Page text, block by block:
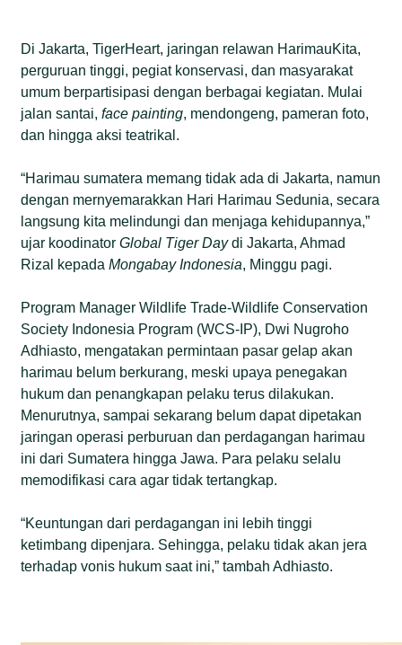
Di Jakarta, TigerHeart, jaringan relawan HarimauKita,
perguruan tinggi, pegiat konservasi, dan masyarakat
umum berpartisipasi dengan berbagai kegiatan. Mulai
jalan santai,face painting, mendongeng, pameran foto,
dan hingga aksi teatrikal.
“Harimau sumatera memang tidak ada di Jakarta, namun
dengan mernyemarakkan Hari Harimau Sedunia, secara
langsung kita melindungi dan menjaga kehidupannya,”
ujar koodinatorGlobal Tiger Daydi Jakarta, Ahmad
Rizal kepadaMongabay Indonesia, Minggu pagi.
Program Manager Wildlife Trade-Wildlife Conservation
Society Indonesia Program (WCS-IP), Dwi Nugroho
Adhiasto, mengatakan permintaan pasar gelap akan
harimau belum berkurang, meski upaya penegakan
hukum dan penangkapan pelaku terus dilakukan.
Menurutnya, sampai sekarang belum dapat dipetakan
jaringan operasi perburuan dan perdagangan harimau
ini dari Sumatera hingga Jawa. Para pelaku selalu
memodifikasi cara agar tidak tertangkap.
“Keuntungan dari perdagangan ini lebih tinggi
ketimbang dipenjara. Sehingga, pelaku tidak akan jera
terhadap vonis hukum saat ini,” tambah Adhiasto.